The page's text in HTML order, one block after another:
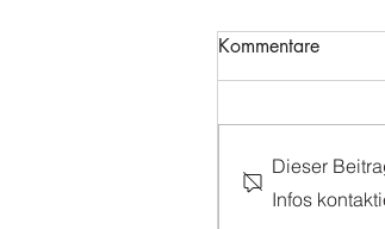
Kommentare
Dieser
Infos